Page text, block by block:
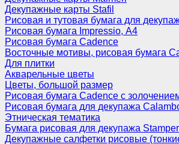
Декупажные карты Stafil
Рисовая и тутовая бумага для
Рисовая бумага Impressio, А4
Рисовая бумага Cadence
Восточные мотивы, рисовая бумага
Для плитки
Акварельные цветы
Цветы, большой размер
Рисовая бумага Cadence c
Рисовая бумага для декупажа
Этническая тематика
Бумага рисовая для декупажа
Декупажные салфетки рисовые